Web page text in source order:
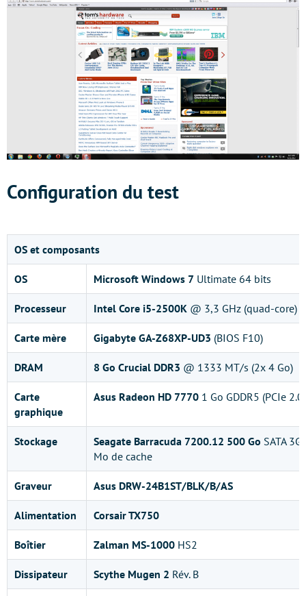
Configuration du test
OS et composants
OS Microsoft Windows 7 Ultimate 64 bits
Processeur Intel Core i5-2500K @ 3,3 GHz (quad-core)
Carte mère Gigabyte GA-Z68XP-UD3 (BIOS F10)
DRAM 8 Go Crucial DDR3 @ 1333 MT/s (2x 4 Go)
Carte
graphique
Asus Radeon HD 7770 1 Go GDDR5 (PCIe
Stockage Seagate Barracuda 7200.12 500 Go SATA
Mo de cache
Graveur Asus DRW-24B1ST/BLK/B/AS
Alimentation Corsair TX750
Boîtier Zalman MS-1000 HS2
Dissipateur Scythe Mugen 2 Rév. B